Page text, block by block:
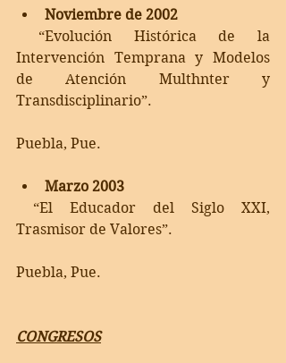
Noviembre de 2002
Intervención Temprana y Modelos
de Atención Multhnter y
Transdisciplinario”.
Puebla, Pue.
Marzo 2003
Trasmisor de Valores”.
Puebla, Pue.
CONGRESOS